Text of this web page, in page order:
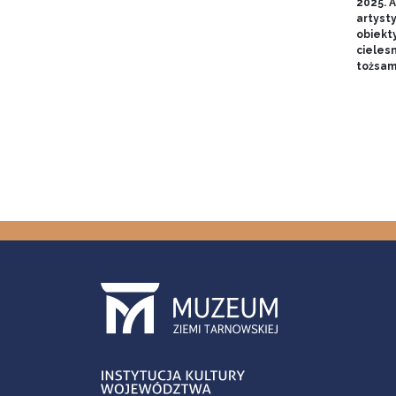
2025.